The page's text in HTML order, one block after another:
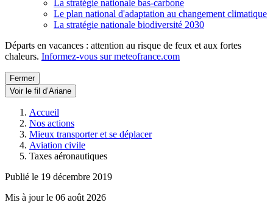
La stratégie nationale bas-carbone
Le plan national d'adaptation au changement climatique
La stratégie nationale biodiversité 2030
Départs en vacances : attention au risque de feux et aux fortes
chaleurs. Informez-vous sur meteofrance.com
Fermer
Voir le fil d’Ariane
Accueil
Nos actions
Mieux transporter et se déplacer
Aviation civile
Taxes aéronautiques
Publié le 19 décembre 2019
Mis à jour le 06 août 2026